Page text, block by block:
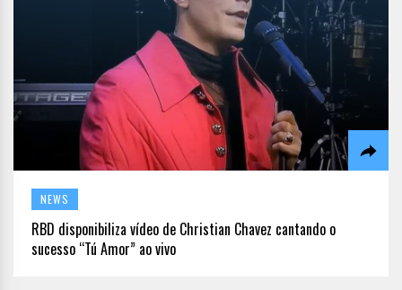
NEWS
RBD disponibiliza vídeo de Christian Chavez cantando o
sucesso “Tú Amor” ao vivo